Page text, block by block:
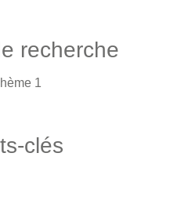
recherche
1
clés